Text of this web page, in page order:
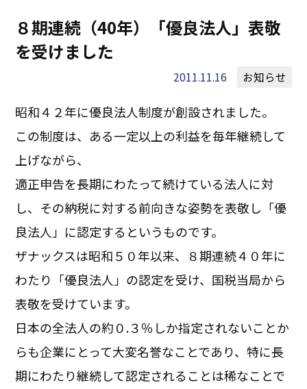
８期連続（40年）「優良法人」表敬
を受けました
2011.11.16 お知らせ
昭和４２年に優良法人制度が創設されました。
この制度は、ある一定以上の利益を毎年継続して
上げながら、
適正申告を長期にわたって続けている法人に対
し、その納税に対する前向きな姿勢を表敬し「優
良法人」に認定するというものです。
ザナックスは昭和５０年以来、８期連続４０年に
わたり「優良法人」の認定を受け、国税当局から
表敬を受けています。
日本の全法人の約０.３％しか指定されないことか
らも企業にとって大変名誉なことであり、特に長
期にわたり継続して認定されることは稀なことで